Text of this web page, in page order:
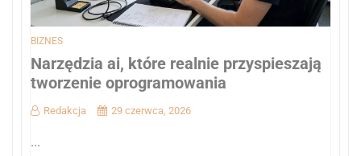
BIZNES
Narzędzia ai, które realnie przyspieszają
tworzenie oprogramowania
Redakcja 29 czerwca, 2026
...